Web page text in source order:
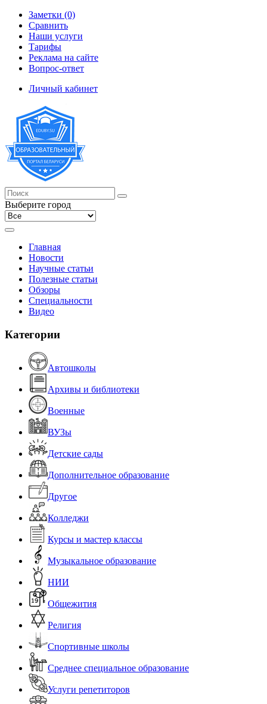
Заметки (0)
Сравнить
Наши услуги
Тарифы
Реклама на сайте
Вопрос-ответ
Личный кабинет
Выберите город
Главная
Новости
Научные статьи
Полезные статьи
Обзоры
Специальности
Видео
Категории
Автошколы
Архивы и библиотеки
Военные
ВУЗы
Детские сады
Дополнительное образование
Другое
Колледжи
Курсы и мастер классы
Музыкальное образование
НИИ
Общежития
Религия
Спортивные школы
Среднее специальное образование
Услуги репетиторов